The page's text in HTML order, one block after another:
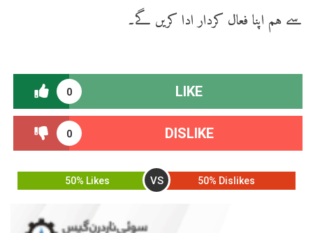
سے ہم اپنا فعال کردار ادا کریں گے۔
0 LIKE
0 DISLIKE
50% Likes VS 50% Dislikes